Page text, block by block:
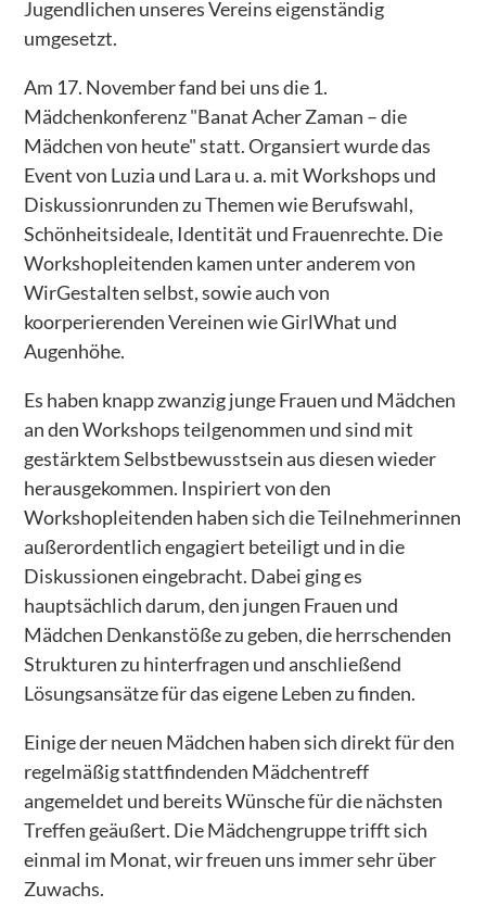
Uzimatele Kenia
Peace Cathedral Tbilisi
ÜBER UNS
WIR GESTALTEN e.V.
Kinderschutz
Presse
GESTALTEN Vorgestellt
PROJEKTE
Abgeschlossene Projekte
– Patenschaften - AUF!leben – Zukunft ist jetzt
– Integration als dialogischer Prozess
– WERTESTARTER Zukunft
– Kiezpatenschaften für Flüchtlingskinder
– Greta, Malala & Co
– Begleitforschungsprojekt PERSPEKTIVWECHSEL
– Banat Acher Zaman – die Mädchen von heute
– Tanzprojekt Sinfonie der Großstadt 2.0. Was uns
bewegt
– Medienkompetenz in Patenschaftsprojekten
– Tanzprojekt Khatwa – Grenzen verschieben
– Projekt ROCKe(i)T-Rallye
Jugendlichen unseres Vereins eigenständig
umgesetzt.
Am 17. November fand bei uns die 1.
Mädchenkonferenz "Banat Acher Zaman – die
Mädchen von heute" statt. Organsiert wurde das
Event von Luzia und Lara u. a. mit Workshops und
Diskussionrunden zu Themen wie Berufswahl,
Schönheitsideale, Identität und Frauenrechte. Die
Workshopleitenden kamen unter anderem von
WirGestalten selbst, sowie auch von
koorperierenden Vereinen wie GirlWhat und
Augenhöhe.
Es haben knapp zwanzig junge Frauen und Mädchen
an den Workshops teilgenommen und sind mit
gestärktem Selbstbewusstsein aus diesen wieder
herausgekommen. Inspiriert von den
Workshopleitenden haben sich die Teilnehmerinnen
außerordentlich engagiert beteiligt und in die
Diskussionen eingebracht. Dabei ging es
hauptsächlich darum, den jungen Frauen und
Mädchen Denkanstöße zu geben, die herrschenden
Strukturen zu hinterfragen und anschließend
Lösungsansätze für das eigene Leben zu finden.
Einige der neuen Mädchen haben sich direkt für den
regelmäßig stattfindenden Mädchentreff
angemeldet und bereits Wünsche für die nächsten
Treffen geäußert. Die Mädchengruppe trifft sich
einmal im Monat, wir freuen uns immer sehr über
Zuwachs.